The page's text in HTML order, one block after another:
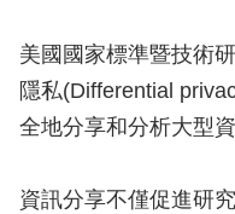
美國國家標準暨技術
隱私(Differential
全地分享和分析大型
資訊分享不僅促進研